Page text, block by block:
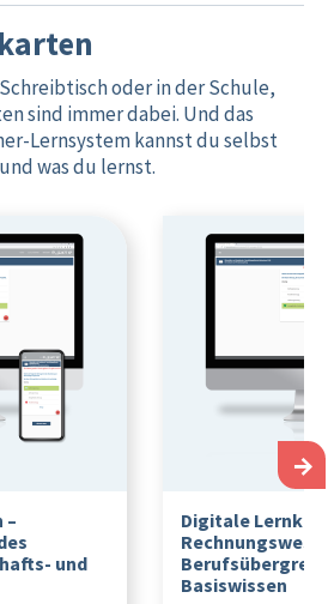
oder in der Schule,
sind immer dabei. Und das
Lernsystem kannst du selbst
was du lernst.
–
und
Digitale
Basiswissen
→